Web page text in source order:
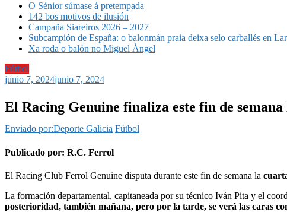
O Sénior súmase á pretempada
142 bos motivos de ilusión
Campaña Siareiros 2026 – 2027
Subcampión de España: o balonmán praia deixa selo carballés en
Xa roda o balón no Miguel Ángel
Fútbol
junio 7, 2024junio 7, 2024
El Racing Genuine finaliza este fin de
Enviado por:Deporte Galicia Fútbol
Publicado por: R.C. Ferrol
El Racing Club Ferrol Genuine disputa durante este fin de semana la
La formación departamental, capitaneada por su técnico Iván Pita y el
posterioridad, también mañana, pero por la tarde, se verá las caras